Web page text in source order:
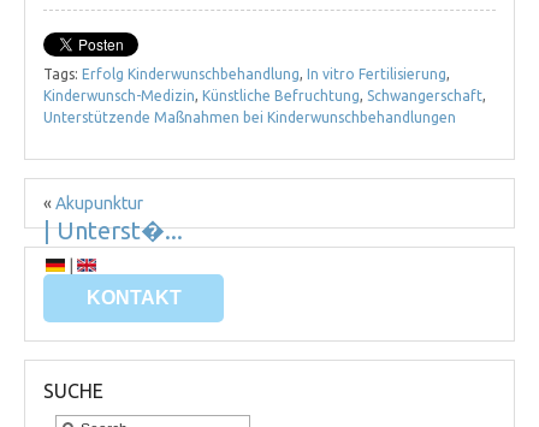
Tags: Erfolg Kinderwunschbehandlung In vitro Fertilisierung
Kinderwunsch-Medizin Künstliche Befruchtung Schwangerschaft
Unterstützende Maßnahmen bei Kinderwunschbehandlungen
«Akupunktur
| Unterst�...
|
KONTAKT
SUCHE